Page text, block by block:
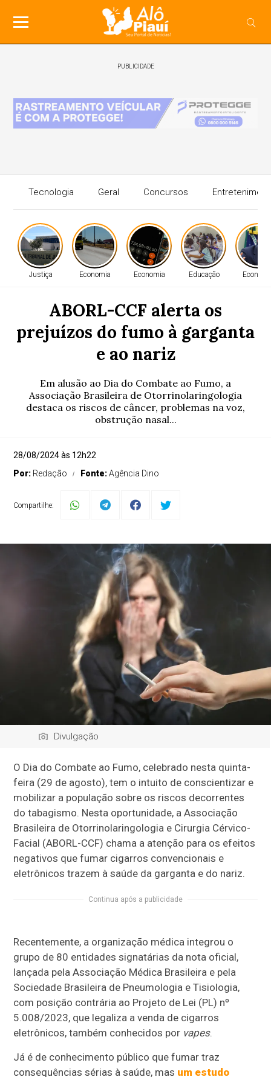
PUBLICIDADE
Tecnologia Geral Concursos
Justiça Economia Economia Educação
ABORL-CCF alerta os
prejuízos do fumo à garganta
e ao nariz
Em alusão ao Dia do Combate ao Fumo, a
Associação Brasileira de Otorrinolaringologia
destaca os riscos de câncer, problemas na voz,
obstrução nasal...
28/08/2024 às 12h22
Por: Redação Fonte:Agência Dino
Compartilhe:
Divulgação
O Dia do Combate ao Fumo, celebrado nesta quinta-
feira (29 de agosto), tem o intuito de conscientizar e
mobilizar a população sobre os riscos decorrentes
do tabagismo. Nesta oportunidade, a Associação
Brasileira de Otorrinolaringologia e Cirurgia Cérvico-
Facial (ABORL-CCF) chama a atenção para os efeitos
negativos que fumar cigarros convencionais e
eletrônicos trazem à saúde da garganta e do nariz.
Continua após a publicidade
Recentemente, a organização médica integrou o
grupo de 80 entidades signatárias da nota oficial,
lançada pela Associação Médica Brasileira e pela
Sociedade Brasileira de Pneumologia e Tisiologia,
com posição contrária ao Projeto de Lei (PL) nº
5.008/2023, que legaliza a venda de cigarros
eletrônicos, também conhecidos por vapes.
Já é de conhecimento público que fumar traz
consequências sérias à saúde, mas um estudo